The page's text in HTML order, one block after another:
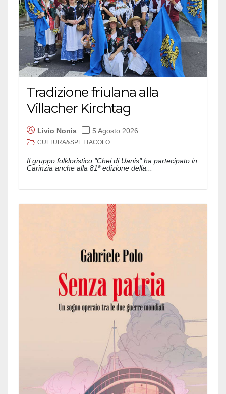
Tradizione friulana alla
Villacher Kirchtag
Livio Nonis 5 Agosto 2026
CULTURA&SPETTACOLO
Il gruppo folkloristico "Chei di Uanis" ha partecipato in
Carinzia anche alla 81ª edizione della...